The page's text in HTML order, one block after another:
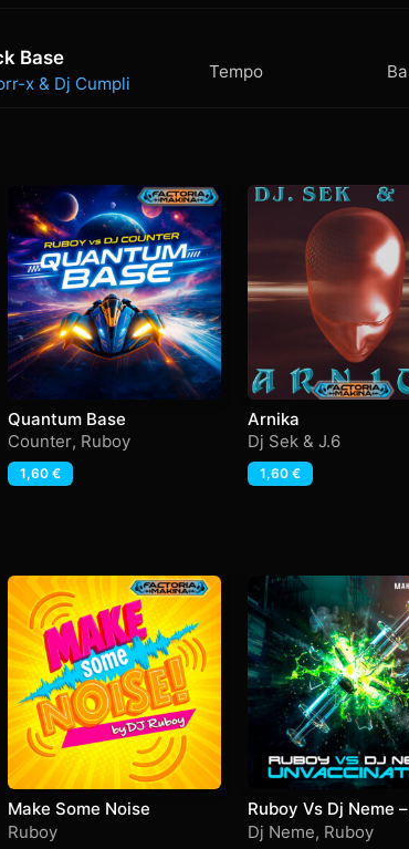
Base
x & Dj Cumpli
Tempo
Quantum Base
Counter, Ruboy
1,60 €
Arnika
Dj Sek & J.6
1,60€
Make Some Noise
Ruboy
Ruboy Vs Dj Neme –
Unvaccinated
Dj Neme, Ruboy